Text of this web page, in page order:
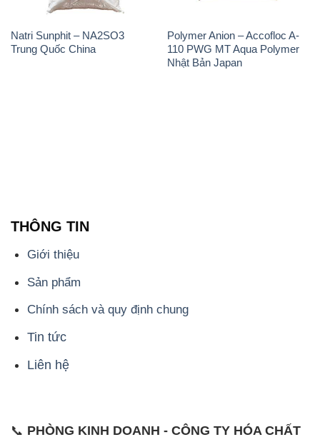
Chính sách và quy định chung
Tin tức
Liên hệ
📞
PHÒNG KINH DOANH - CÔNG TY HÓA CHẤT
ĐẮC TRƯỜNG PHÁT